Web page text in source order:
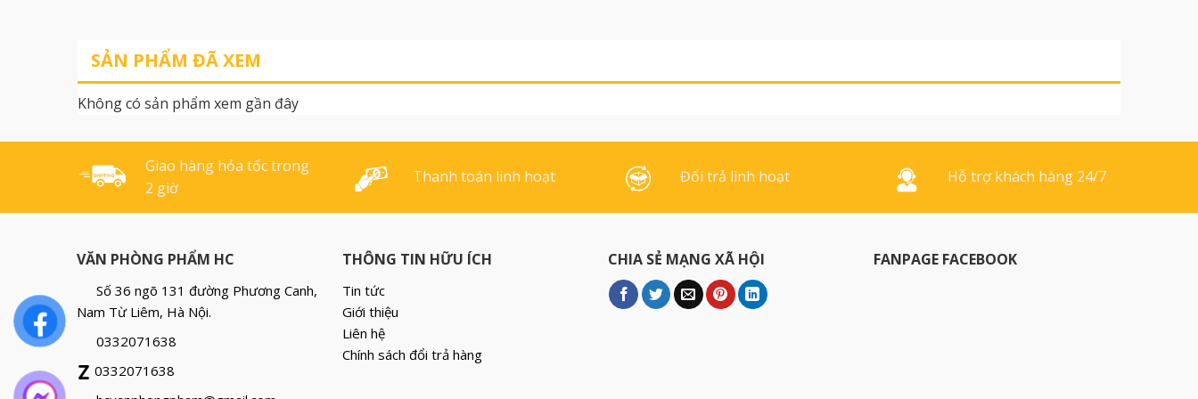
bản, hình ảnh đẹp. Khách
hàng có thể hoàn toàn yên
tâm về chất lượng và giá cả
khi sử dụng Thích hợp với
trắng là 84 ISO Trong dòng
sản phẩm thương hiệu Pagi
SẢN PHẨM ĐÃ XEM
Không có sản phẩm xem gần đây
Giao hàng hỏa tốc trong
2 giờ
Thanh toán linh hoạt Đổi trả linh hoạt Hỗ trợ khách hàng 24/7
VĂN PHÒNG PHẨM HC
Số 36 ngõ 131 đường Phương Canh,
Nam Từ Liêm, Hà Nội.
0332071638
0332071638
THÔNG TIN HỮU ÍCH
Tin tức
Giới thiệu
Liên hệ
Chính sách đổi trả hàng
CHIA SẺ MẠNG XÃ HỘI FANPAGE FACEBOOK